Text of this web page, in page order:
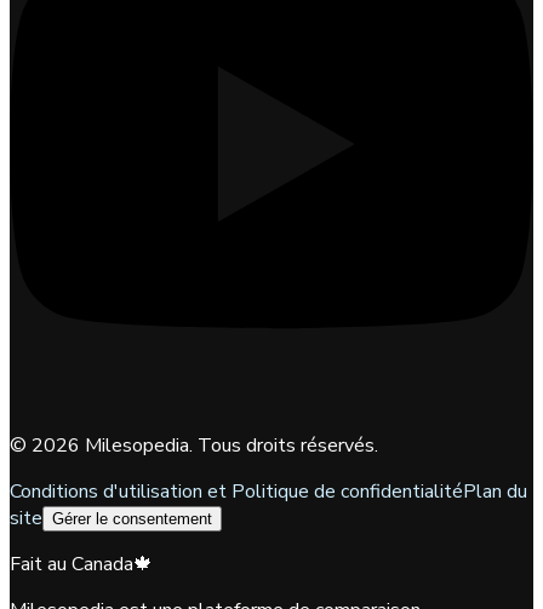
© 2026 Milesopedia. Tous droits réservés.
Conditions d'utilisation et Politique de confidentialitéPlan du
site Gérer le consentement
Fait au Canada🍁